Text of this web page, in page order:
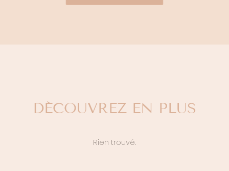
DÉCOUVREZ EN PLUS
Rien trouvé.